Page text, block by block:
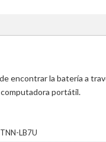
encontrar la batería a
portátil.
LB7U